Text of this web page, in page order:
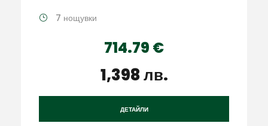
7 нощувки
714.79 €
1,398 лв.
ДЕТАЙЛИ